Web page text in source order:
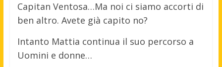
Capitan Ventosa…Ma noi ci siamo accorti di
ben altro. Avete già capito no?
Intanto Mattia continua il suo percorso a
Uomini e donne…